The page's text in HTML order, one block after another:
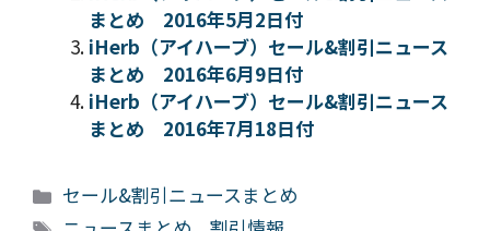
まとめ 2016年5月2日付
iHerb（アイハーブ）セール&割引ニュース
まとめ 2016年6月9日付
iHerb（アイハーブ）セール&割引ニュース
まとめ 2016年7月18日付
カ
テ
セール&割引ニュースまとめ
タ